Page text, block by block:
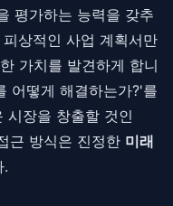
평가하는 능력을 갖추
상적인 사업 계획서만
가치를 발견하게 합니
어떻게 해결하는가?'를
시장을 창출할 것인
근 방식은 진정한 미래
.